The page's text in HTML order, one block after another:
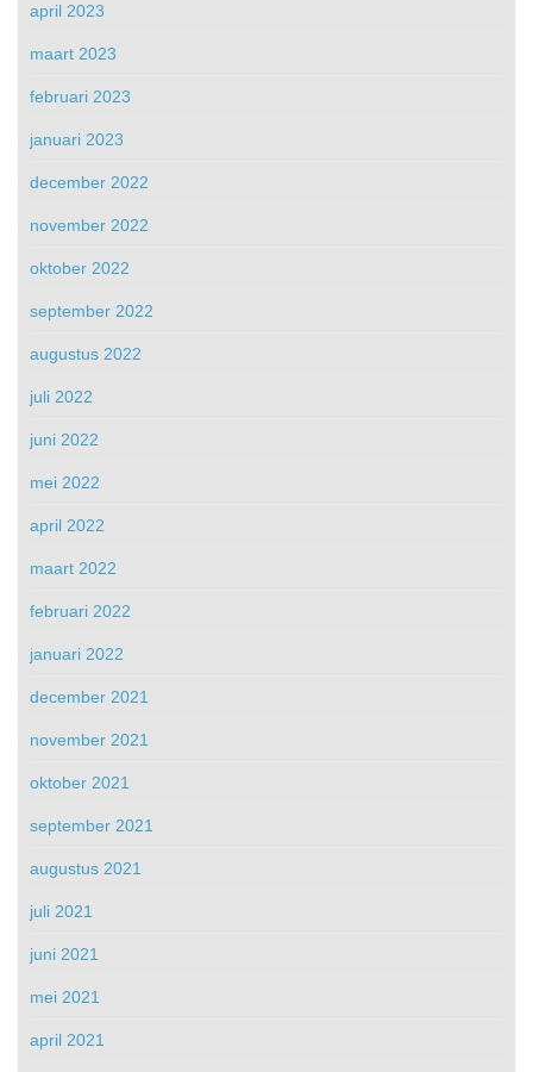
april 2023
maart 2023
februari 2023
januari 2023
december 2022
november 2022
oktober 2022
september 2022
augustus 2022
juli 2022
juni 2022
mei 2022
april 2022
maart 2022
februari 2022
januari 2022
december 2021
november 2021
oktober 2021
september 2021
augustus 2021
juli 2021
juni 2021
mei 2021
april 2021